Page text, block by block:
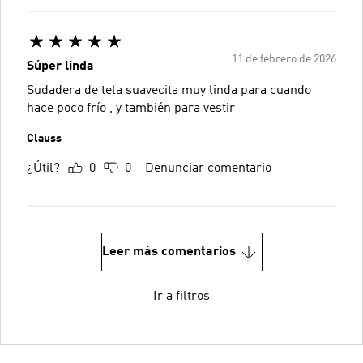
11 de febrero de 2026
Súper linda
Sudadera de tela suavecita muy linda para cuando
hace poco frío , y también para vestir
Clauss
¿Útil? 0 0 Denunciar comentario
Leer más comentarios
Ir a filtros